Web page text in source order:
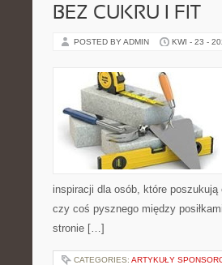
BEZ CUKRU I FIT
POSTED BY ADMIN KWI - 23 -
inspiracji dla osób, które
czy coś pysznego między
stronie […]
CATEGORIES: ARTYKUŁY